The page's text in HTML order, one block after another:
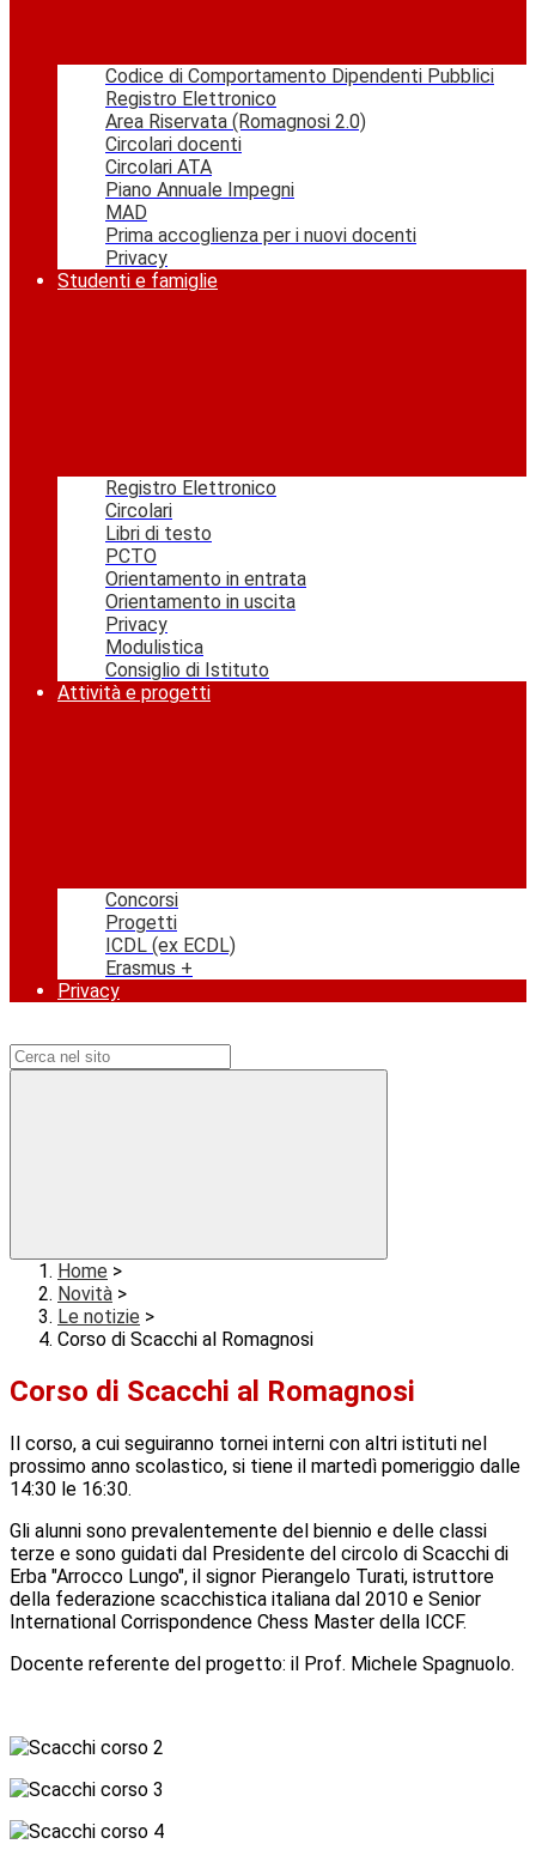
Codice di Comportamento Dipendenti Pubblici
Registro Elettronico
Area Riservata (Romagnosi 2.0)
Circolari docenti
Circolari ATA
Piano Annuale Impegni
MAD
Prima accoglienza per i nuovi docenti
Privacy
Studenti e famiglie
Registro Elettronico
Circolari
Libri di testo
PCTO
Orientamento in entrata
Orientamento in uscita
Privacy
Modulistica
Consiglio di Istituto
Attività e progetti
Concorsi
Progetti
ICDL (ex ECDL)
Erasmus +
Privacy
Home >
Novità >
Le notizie >
Corso di Scacchi al Romagnosi
Corso di Scacchi al Romagnosi
Il corso, a cui seguiranno tornei interni con altri istituti nel
prossimo anno scolastico, si tiene il martedì pomeriggio dalle
14:30 le 16:30.
Gli alunni sono prevalentemente del biennio e delle classi
terze e sono guidati dal Presidente del circolo di Scacchi di
Erba "Arrocco Lungo", il signor Pierangelo Turati, istruttore
della federazione scacchistica italiana dal 2010 e Senior
International Corrispondence Chess Master della ICCF.
Docente referente del progetto: il Prof. Michele Spagnuolo.